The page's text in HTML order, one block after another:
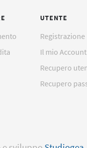
Ricambi Siemens
sensori e cavi di
per la
ossigeno
con Philips
UTENTE
Registrazione
Il mio Account
Recupero
Recupero